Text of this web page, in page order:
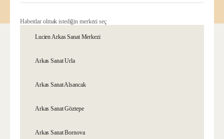
Haberdar olmak istediğin merkezi seç
Lucien Arkas Sanat Merkezi
Arkas Sanat Urla
Arkas Sanat Alsancak
Arkas Sanat Göztepe
Arkas Sanat Bornova